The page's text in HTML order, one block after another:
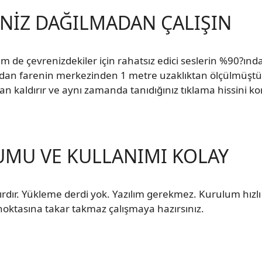
DAĞILMADAN ÇALIŞIN
çevrenizdekiler için rahatsız edici seslerin
farenin merkezinden 1 metre uzaklıktan
kaldırır ve aynı zamanda tanıdığınız tıklama hissini
VE KULLANIMI KOLAY
Yükleme derdi yok. Yazılım gerekmez. Kurulum
takar takmaz çalışmaya hazırsınız.